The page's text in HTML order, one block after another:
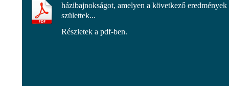
házibajnokságot, amelyen a következő eredmények
születtek...
Részletek a pdf-ben.